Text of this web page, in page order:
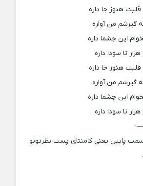
هنوز جا داره
گیرشم من آواره
این چشما داره
تا سودا داره
هنوز جا داره
گیرشم من آواره
این چشما داره
تا سودا داره
پایین یعنی کامنتای پست نظرتونو